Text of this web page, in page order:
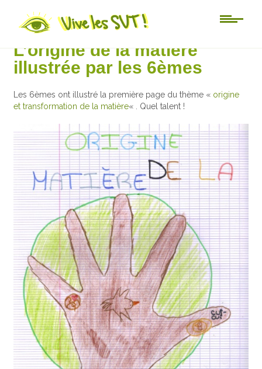
Au jour le jour
L’origine de la matière
illustrée par les 6èmes
Les 6èmes ont illustré la première page du thème « origine
et transformation de la matière« . Quel talent !